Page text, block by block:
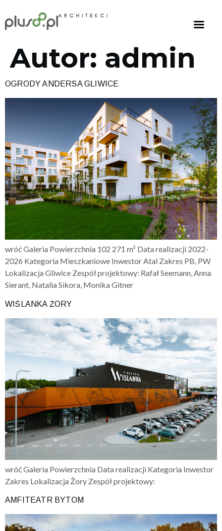
ARCHITEKCI
Autor: admin
OGRODY ANDERSA GLIWICE
wróć Galeria Powierzchnia 102 271 m² Data realizacji 2022-
2026 Kategoria Mieszkaniowe Inwestor Atal Zakres PB, PW
Lokalizacja Gliwice Zespół projektowy: Rafał Seemann, Anna
Sierant, Natalia Sikora, Monika Gitner
WIŚLANKA ŻORY
wróć Galeria Powierzchnia Data realizacji Kategoria Inwestor
Zakres Lokalizacja Żory Zespół projektowy:
AMFITEATR BYTOM